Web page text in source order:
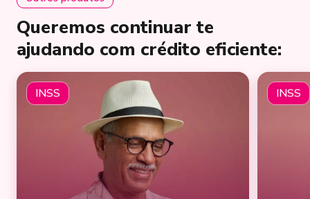
Queremos continuar te
ajudando com crédito eficiente:
INSS INSS